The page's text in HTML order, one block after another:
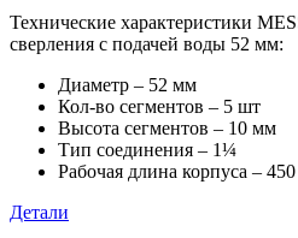
мм
Технические характеристики
сверления с подачей воды 52 мм:
Диаметр – 52 мм
Кол-во сегментов – 5 шт
Высота сегментов – 10 мм
Тип соединения – 1¼
Рабочая длина корпуса –
Детали